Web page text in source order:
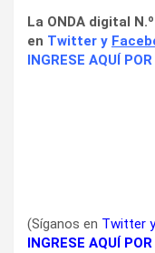
La ONDA digital
en Twitter y
INGRESE AQUÍ
(Síganos en Twitter
INGRESE AQUÍ